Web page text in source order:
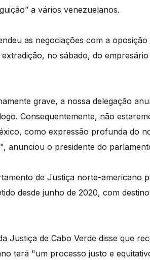
a vários venezuelanos.
as negociações com a
no sábado, do
grave, a nossa delegação
Consequentemente, não
como expressão profunda do
anunciou o presidente do
de Justiça norte-americano
desde junho de 2020, com
Justiça de Cabo Verde disse que
terá "um processo justo e